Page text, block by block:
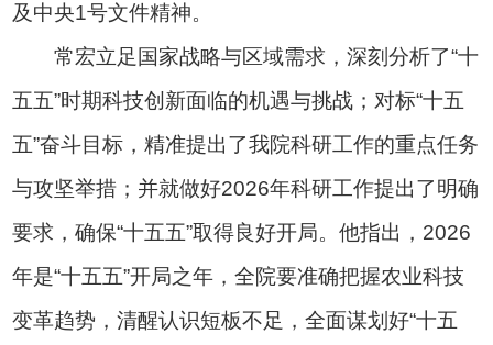
及中央1号文件精神。
常宏立足国家战略与区域需求，深刻分析了“十
五五”时期科技创新面临的机遇与挑战；对标“十五
五”奋斗目标，精准提出了我院科研工作的重点任务
与攻坚举措；并就做好2026年科研工作提出了明确
要求，确保“十五五”取得良好开局。他指出，2026
年是“十五五”开局之年，全院要准确把握农业科技
变革趋势，清醒认识短板不足，全面谋划好“十五